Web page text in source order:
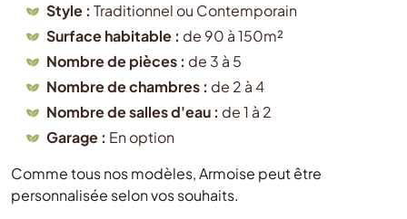
Style : Traditionnel ou Contemporain
Surface habitable : de 90 à 150m²
Nombre de pièces : de 3 à 5
Nombre de chambres : de 2 à 4
Nombre de salles d'eau : de 1 à 2
Garage : En option
Comme tous nos modèles, Armoise peut être
personnalisée selon vos souhaits.